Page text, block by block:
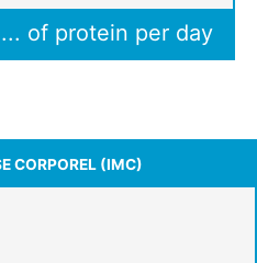
of protein per day
CORPOREL (IMC)